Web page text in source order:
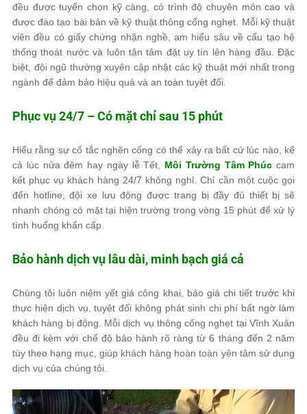
đều được tuyển chọn kỹ càng, có trình độ chuyên môn cao và
được đào tạo bài bản về kỹ thuật thông cống nghẹt. Mỗi kỹ thuật
viên đều có giấy chứng nhận nghề, am hiểu sâu về cấu tạo hệ
thống thoát nước và luôn tận tâm đặt uy tín lên hàng đầu. Đặc
biệt, đội ngũ thường xuyên cập nhật các kỹ thuật mới nhất trong
ngành để đảm bảo hiệu quả và an toàn tuyệt đối.
Phục vụ 24/7 – Có mặt chỉ sau 15 phút
Hiểu rằng sự cố tắc nghẽn cống có thể xảy ra bất cứ lúc nào, kể
cả lúc nửa đêm hay ngày lễ Tết, Môi Trường Tâm Phúc cam
kết phục vụ khách hàng 24/7 không nghỉ. Chỉ cần một cuộc gọi
đến hotline, đội xe lưu động được trang bị đầy đủ thiết bị sẽ
nhanh chóng có mặt tại hiện trường trong vòng 15 phút để xử lý
tình huống khẩn cấp.
Bảo hành dịch vụ lâu dài, minh bạch giá cả
Chúng tôi luôn niêm yết giá công khai, báo giá chi tiết trước khi
thực hiện dịch vụ, tuyệt đối không phát sinh chi phí bất ngờ làm
khách hàng bị động. Mỗi dịch vụ thông cống nghẹt tại Vĩnh Xuân
đều đi kèm với chế độ bảo hành rõ ràng từ 6 tháng đến 2 năm
tùy theo hạng mục, giúp khách hàng hoàn toàn yên tâm sử dụng
dịch vụ của chúng tôi.